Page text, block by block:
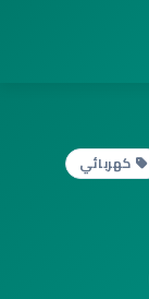
كهربائي